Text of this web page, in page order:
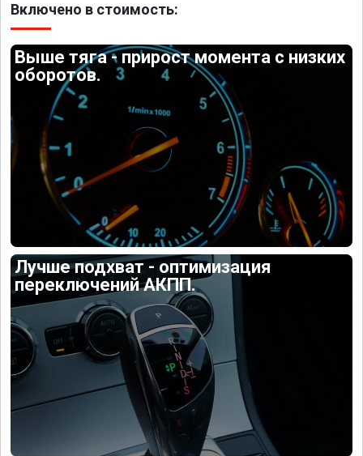
Включено в стоимость:
Выше тяга - прирост момента с низких
оборотов.
Лучше подхват - оптимизация
переключений АКПП.